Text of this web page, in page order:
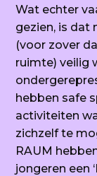
Wat echter
gezien, is dat
(voor zover
ruimte) veilig
hebben safe
activiteiten
zichzelf te
RAUM
jongeren een